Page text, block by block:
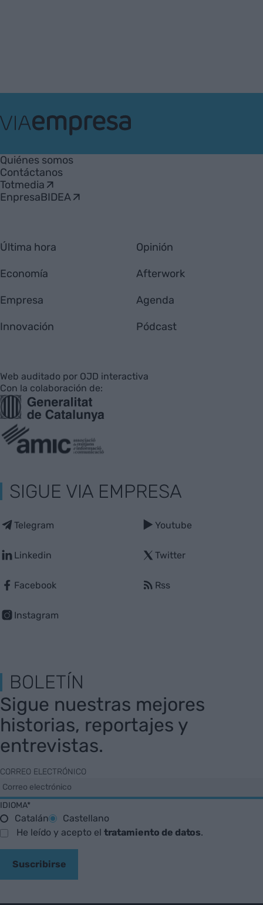
Empresa
Quiénes somos
Contáctanos
Totmedia
EnpresaBIDEA
Última hora
Economía
Empresa
Innovación
Opinión
Afterwork
Agenda
Pódcast
Web auditado por OJD interactiva
Con la colaboración de:
SIGUE VIA EMPRESA
Telegram
Linkedin
Facebook
Instagram
Youtube
Twitter
Rss
BOLETÍN
Sigue nuestras mejores
historias, reportajes y
entrevistas.
CORREO ELECTRÓNICO
IDIOMA*
Catalán
Castellano
He leído y acepto el tratamiento de datos.
Suscribirse